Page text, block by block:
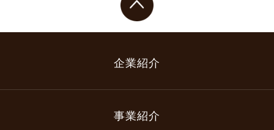
企業紹介
事業紹介